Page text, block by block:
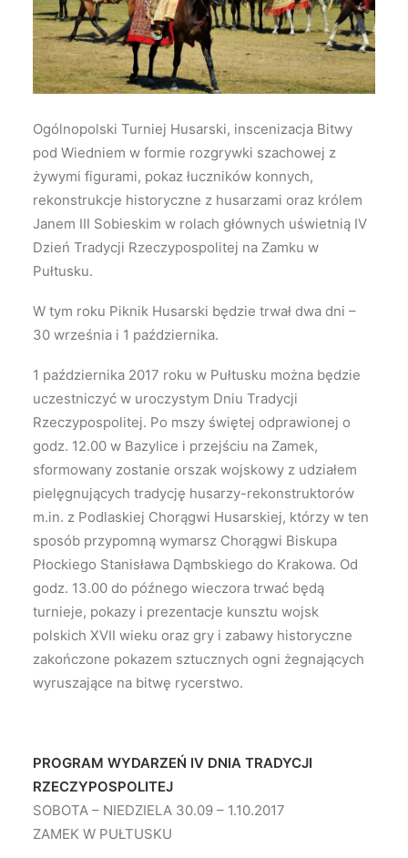
Wyszukiwanie
Ogólnopolski Turniej Husarski, inscenizacja Bitwy
pod Wiedniem w formie rozgrywki szachowej z
żywymi figurami, pokaz łuczników konnych,
rekonstrukcje historyczne z husarzami oraz królem
Janem III Sobieskim w rolach głównych uświetnią IV
Dzień Tradycji Rzeczypospolitej na Zamku w
Pułtusku.
W tym roku Piknik Husarski będzie trwał dwa dni –
30 września i 1 października.
1 października 2017 roku w Pułtusku można będzie
uczestniczyć w uroczystym Dniu Tradycji
Rzeczypospolitej. Po mszy świętej odprawionej o
godz. 12.00 w Bazylice i przejściu na Zamek,
sformowany zostanie orszak wojskowy z udziałem
pielęgnujących tradycję husarzy-rekonstruktorów
m.in. z Podlaskiej Chorągwi Husarskiej, którzy w ten
sposób przypomną wymarsz Chorągwi Biskupa
Płockiego Stanisława Dąmbskiego do Krakowa. Od
godz. 13.00 do późnego wieczora trwać będą
turnieje, pokazy i prezentacje kunsztu wojsk
polskich XVII wieku oraz gry i zabawy historyczne
zakończone pokazem sztucznych ogni żegnających
wyruszające na bitwę rycerstwo.
PROGRAM WYDARZEŃ IV DNIA TRADYCJI
RZECZYPOSPOLITEJ
SOBOTA – NIEDZIELA 30.09 – 1.10.2017
ZAMEK W PUŁTUSKU